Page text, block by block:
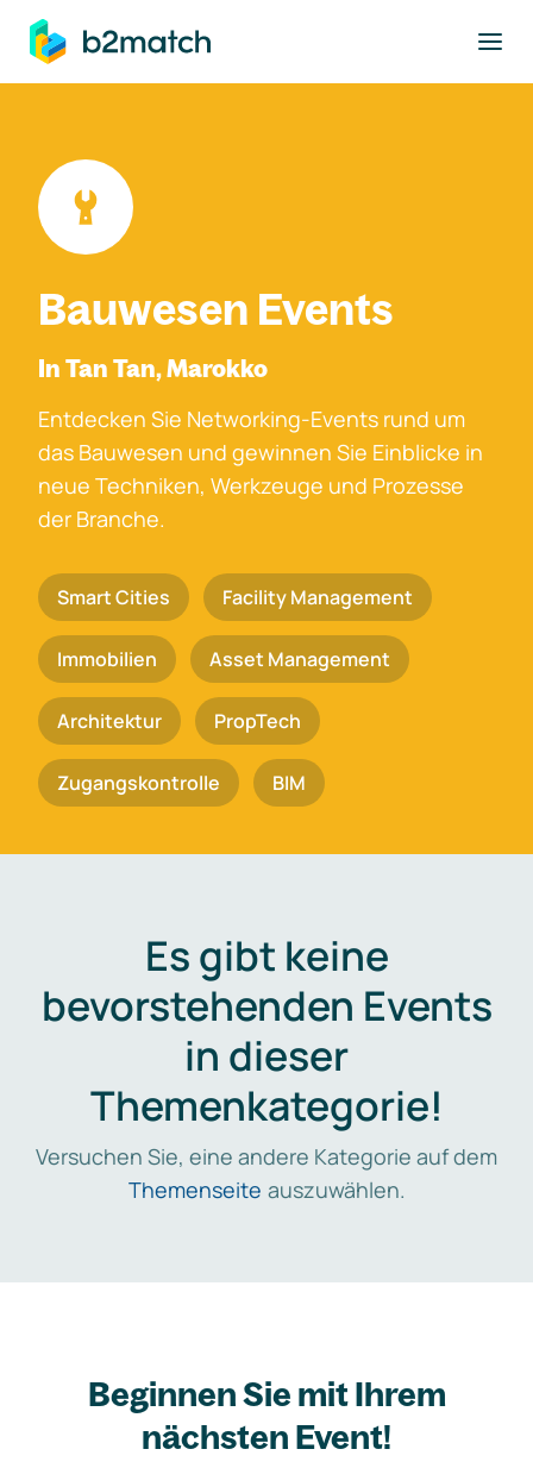
springen
Bauwesen Events
In Tan Tan, Marokko
Entdecken Sie Networking-Events rund um
das Bauwesen und gewinnen Sie Einblicke in
neue Techniken, Werkzeuge und Prozesse
der Branche.
Smart Cities Facility Management
Immobilien Asset Management
Architektur PropTech
Zugangskontrolle BIM
Es gibt keine
bevorstehenden Events
in dieser
Themenkategorie!
Versuchen Sie, eine andere Kategorie auf dem
Themenseite auszuwählen.
Beginnen Sie mit Ihrem
nächsten Event!